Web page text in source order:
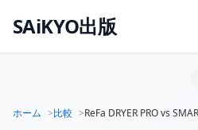
SAiKYO出版
ホーム 比較 ReFa DRYER PRO vs